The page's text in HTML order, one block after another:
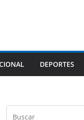
DEPORTES